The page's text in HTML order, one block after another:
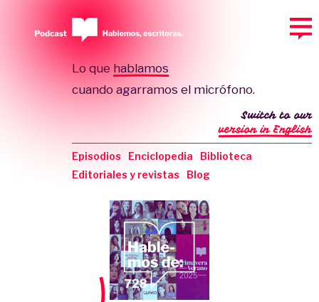
Lo que hablamos
cuando agarramos el micrófono.
Episodios Enciclopedia
Biblioteca
Editoriales y revistas
Blog
Switch to our
version in English